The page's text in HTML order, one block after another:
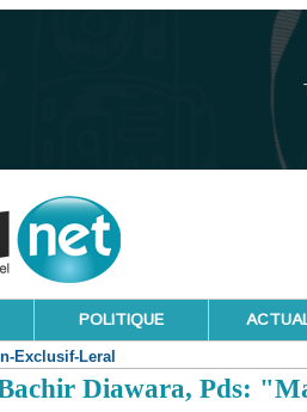
POLITIQUE
Exclusif-Leral
Diawara, Pds: